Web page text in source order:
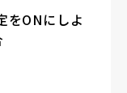
をONにしよ